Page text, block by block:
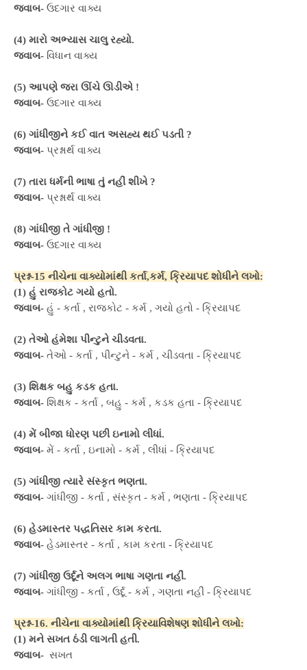
જવાબ- ઉદગાર વાક્ય
(4) મારો અભ્યાસ ચાલુ રહ્યો.
જવાબ- વિધાન વાક્ય
(5) આપણે જરા ઊંચે ઊડીએ !
જવાબ- ઉદગાર વાક્ય
(6) ગાંધીજીને કઈ વાત અસહ્ય થઈ પડતી ?
જવાબ- પ્રશ્નાર્થ વાક્ય
(7) તારા ધર્મની ભાષા તું નહીં શીખે ?
જવાબ- પ્રશ્નાર્થ વાક્ય
(8) ગાંધીજી તે ગાંધીજી !
જવાબ- ઉદગાર વાક્ય
પ્રશ્ન-15 નીચેના વાક્યોમાંથી કર્તા,કર્મ, ક્રિયાપદ શોધીને લખો:
(1) હું રાજકોટ ગયો હતો.
જવાબ- હું - કર્તા , રાજકોટ - કર્મ , ગયો હતો - ક્રિયાપદ
(2) તેઓ હંમેશા પીન્ટુને ચીડવતા.
જવાબ- તેઓ - કર્તા , પીન્ટુને - કર્મ , ચીડવતા - ક્રિયાપદ
(3) શિક્ષક બહુ કડક હતા.
જવાબ- શિક્ષક - કર્તા , બહુ - કર્મ , કડક હતા - ક્રિયાપદ
(4) મેં બીજા ધોરણ પછી ઇનામો લીધાં.
જવાબ- મેં - કર્તા , ઇનામો - કર્મ , લીધાં - ક્રિયાપદ
(5) ગાંધીજી ત્યારે સંસ્કૃત ભણતા.
જવાબ- ગાંધીજી - કર્તા , સંસ્કૃત - કર્મ , ભણતા - ક્રિયાપદ
(6) હેડમાસ્તર પદ્ધતિસર કામ કરતા.
જવાબ- હેડમાસ્તર - કર્તા , કામ કરતા - ક્રિયાપદ
(7) ગાંધીજી ઉર્દૂને અલગ ભાષા ગણતા નહીં.
જવાબ- ગાંધીજી - કર્તા , ઉર્દૂ - કર્મ , ગણતા નહીં - ક્રિયાપદ
પ્રશ્ન-16. નીચેના વાક્યોમાંથી ક્રિયાવિશેષણ શોધીને લખો:
(1) મને સખત ઠંડી લાગતી હતી.
જવાબ- સખત